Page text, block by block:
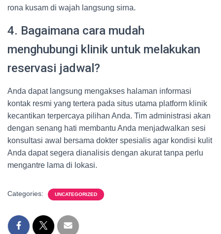
rona kusam di wajah langsung sirna.
4. Bagaimana cara mudah
menghubungi klinik untuk melakukan
reservasi jadwal?
Anda dapat langsung mengakses halaman informasi
kontak resmi yang tertera pada situs utama platform klinik
kecantikan terpercaya pilihan Anda. Tim administrasi akan
dengan senang hati membantu Anda menjadwalkan sesi
konsultasi awal bersama dokter spesialis agar kondisi kulit
Anda dapat segera dianalisis dengan akurat tanpa perlu
mengantre lama di lokasi.
Categories: UNCATEGORIZED